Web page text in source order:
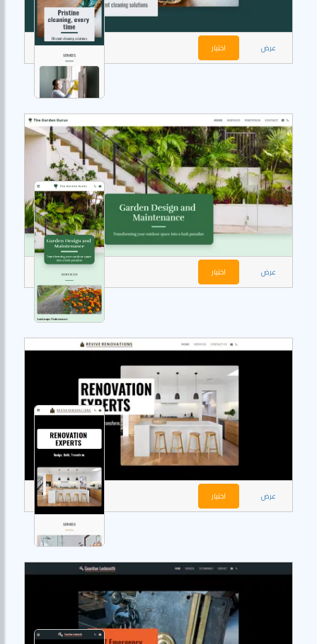
عرض اختيار
عرض اختيار
عرض اختيار